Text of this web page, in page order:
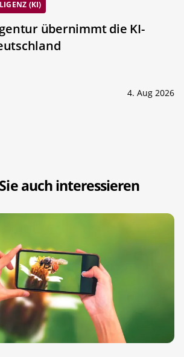
(KI)
übernimmt die KI-
4. Aug 2026
auch interessieren